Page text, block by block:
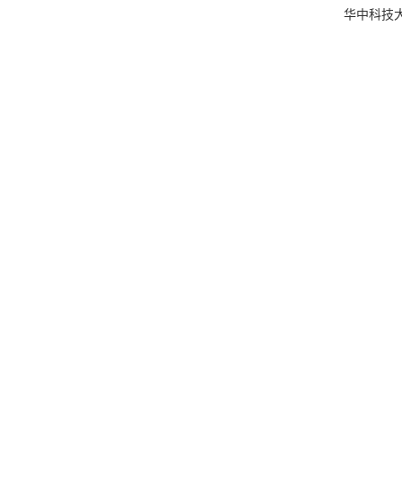
华中科技